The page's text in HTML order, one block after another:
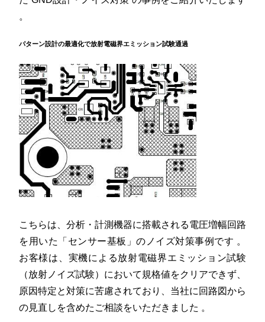
。
パターン設計の最適化で放射電磁界エミッション試験通過
こちらは、分析・計測機器に搭載される電圧増幅回路
を用いた「センサー基板」のノイズ対策事例です 。
お客様は、実機による放射電磁界エミッション試験
（放射ノイズ試験）において規格値をクリアできず、
原因特定と対策に苦慮されており、当社に回路図から
の見直しを含めたご相談をいただきました 。